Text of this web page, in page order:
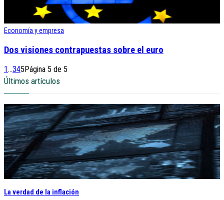
Economía y empresa
Dos visiones contrapuestas sobre el euro
1...345 Página 5 de 5
Últimos artículos
La verdad de la inflación